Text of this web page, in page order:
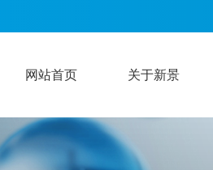
网站首页 关于新景